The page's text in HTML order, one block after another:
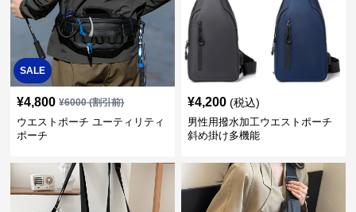
SALE
¥4,800 ¥6000(割引前)
ウエストポーチ ユーティリティ
ポーチ
¥4,200 (税込)
男性用撥水加工ウエストポーチ
斜め掛け多機能